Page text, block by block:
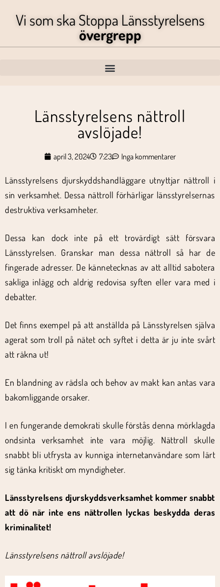
Vi som ska Stoppa Länsstyrelsens
övergrepp
Länsstyrelsens nättroll
avslöjade!
april 3, 2024 7:23 Inga kommentarer
Länsstyrelsens djurskyddshandläggare utnyttjar nättroll i
sin verksamhet. Dessa nättroll förhärligar länsstyrelsernas
destruktiva verksamheter.
Dessa kan dock inte på ett trovärdigt sätt försvara
Länsstyrelsen. Granskar man dessa nättroll så har de
fingerade adresser. De kännetecknas av att alltid sabotera
sakliga inlägg och aldrig redovisa syften eller vara med i
debatter.
Det finns exempel på att anställda på Länsstyrelsen själva
agerat som troll på nätet och syftet i detta är ju inte svårt
att räkna ut!
En blandning av rädsla och behov av makt kan antas vara
bakomliggande orsaker.
I en fungerande demokrati skulle förstås denna mörklagda
ondsinta verksamhet inte vara möjlig. Nättroll skulle
snabbt bli utfrysta av kunniga internetanvändare som lärt
sig tänka kritiskt om myndigheter.
Länsstyrelsens djurskyddsverksamhet kommer snabbt
att dö när inte ens nättrollen lyckas beskydda deras
kriminalitet!
Länsstyrelsens nättroll avslöjade!